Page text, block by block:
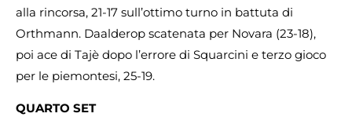
alla rincorsa, 21-17 sull’ottimo turno in battuta di
Orthmann. Daalderop scatenata per Novara (23-18),
poi ace di Tajè dopo l’errore di Squarcini e terzo gioco
per le piemontesi, 25-19.
QUARTO SET